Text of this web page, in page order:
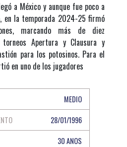
a México y aunque fue poco a
en la temporada 2024-25 firmó
marcando más de diez
Apertura y Clausura y
para los potosinos. Para el
en uno de los jugadores
MEDIO
28/01/1996
30 ANOS